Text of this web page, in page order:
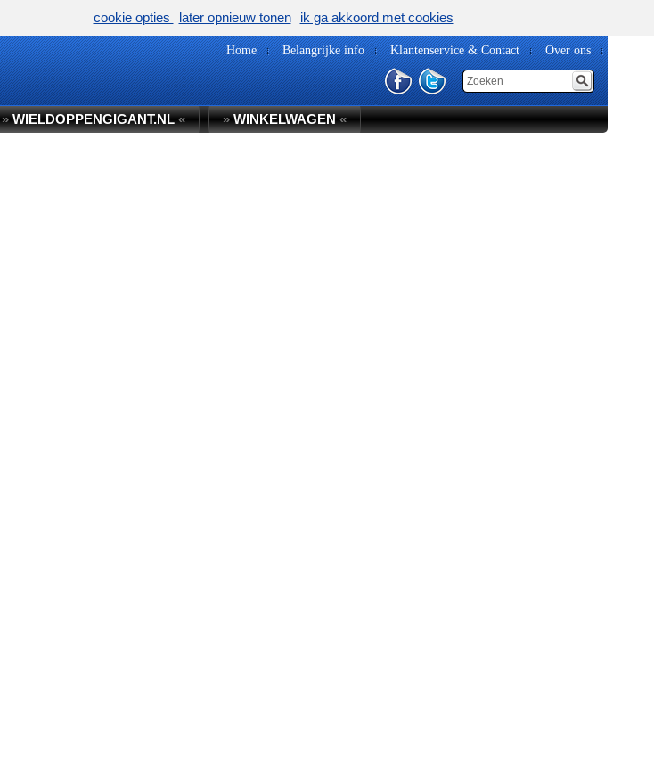
Home Belangrijke info Klantenservice & Contact Over ons
»WIELDOPPENGIGANT.NL« »WINKELWAGEN«
cookie opties later opnieuw tonen ik ga akkoord met cookies